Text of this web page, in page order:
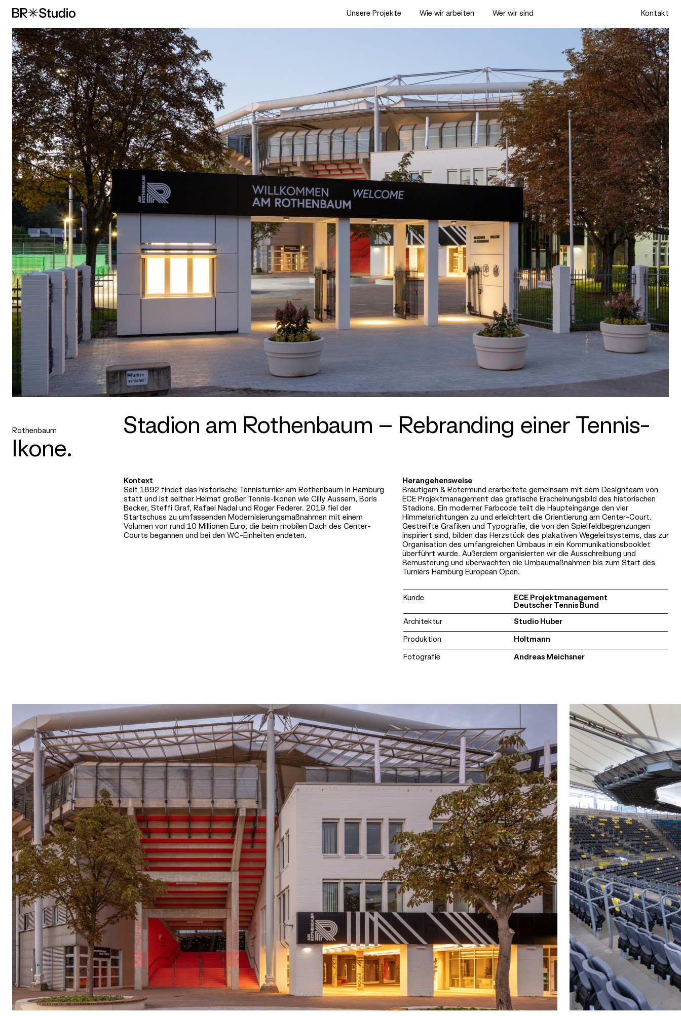
Unsere Projekte Wie wir arbeiten Wer wir sind Kontakt
Rothenbaum
Stadion am Rothenbaum – Rebranding einer Tennis-
Ikone.
Kontext
Seit 1892 findet das historische Tennisturnier am Rothenbaum in Hamburg
statt und ist seither Heimat großer Tennis-Ikonen wie Cilly Aussem, Boris
Becker, Steffi Graf, Rafael Nadal und Roger Federer. 2019 fiel der
Startschuss zu umfassenden Modernisierungsmaßnahmen mit einem
Volumen von rund 10 Millionen Euro, die beim mobilen Dach des Center-
Courts begannen und bei den WC-Einheiten endeten.
Herangehensweise
Bräutigam & Rotermund erarbeitete gemeinsam mit dem Designteam von
ECE Projektmanagement das grafische Erscheinungsbild des historischen
Stadions. Ein moderner Farbcode teilt die Haupteingänge den vier
Himmelsrichtungen zu und erleichtert die Orientierung am Center-Court.
Gestreifte Grafiken und Typografie, die von den Spielfeldbegrenzungen
inspiriert sind, bilden das Herzstück des plakativen Wegeleitsystems, das zur
Organisation des umfangreichen Umbaus in ein Kommunikationsbooklet
überführt wurde. Außerdem organisierten wir die Ausschreibung und
Bemusterung und überwachten die Umbaumaßnahmen bis zum Start des
Turniers Hamburg European Open.
Kunde
ECE Projektmanagement
Deutscher Tennis Bund
Architektur
Studio Huber
Produktion
Holtmann
Fotografie
Andreas Meichsner